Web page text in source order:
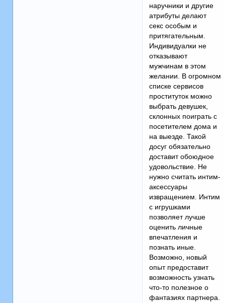
наручники и другие
атрибуты делают
секс особым и
притягательным.
Индивидуалки не
отказывают
мужчинам в этом
желании. В огромном
списке сервисов
проституток можно
выбрать девушек,
склонных поиграть с
посетителем дома и
на выезде. Такой
досуг обязательно
доставит обоюдное
удовольствие. Не
нужно считать интим-
аксессуары
извращением. Интим
с игрушками
позволяет лучше
оценить личные
впечатления и
познать иные.
Возможно, новый
опыт предоставит
возможность узнать
что-то полезное о
фантазиях партнера.